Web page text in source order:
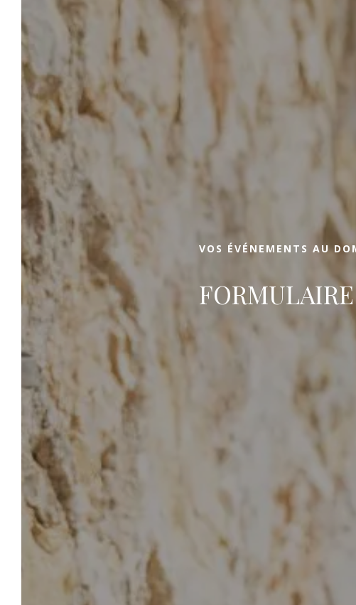
LE DOMAINE DES GUEULES CASSÉES
Réserver
Optez pour des séjours d’exception en
famille, entre amis, en couple ou pour des
événements privés et professionnels
somptueux au Domaine des Gueules
Cassées. Ce site emblématique de La Valette-
du-Var ouvre toujours ses portes, aux
curieux, aux militaires et aux voyageurs en
quête de réconfort. Laissez-vous surprendre
et charmer par cet hôtel et ce lieu de
réception idéal à La Valette du Var.
VOS ÉVÉNEMENTS AU